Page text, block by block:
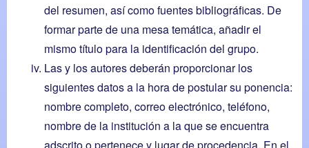
del resumen, así como fuentes bibliográficas. De
formar parte de una mesa temática, añadir el
mismo título para la identificación del grupo.
Las y los autores deberán proporcionar los
siguientes datos a la hora de postular su ponencia:
nombre completo, correo electrónico, teléfono,
nombre de la institución a la que se encuentra